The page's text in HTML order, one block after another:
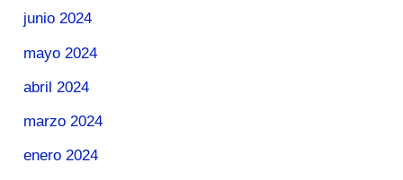
junio 2024
mayo 2024
abril 2024
marzo 2024
enero 2024